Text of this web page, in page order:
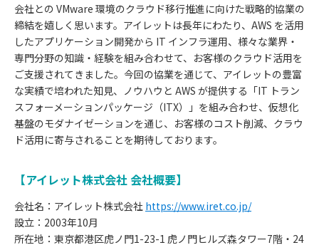
会社との VMware 環境のクラウド移行推進に向けた戦略的協業の
締結を嬉しく思います。アイレットは長年にわたり、AWS を活用
したアプリケーション開発から IT インフラ運用、様々な業界・
専門分野の知識・経験を組み合わせて、お客様のクラウド活用を
ご支援されてきました。今回の協業を通じて、アイレットの豊富
な実績で培われた知見、ノウハウと AWS が提供する「IT トラン
スフォーメーションパッケージ（ITX）」を組み合わせ、仮想化
基盤のモダナイゼーションを通じ、お客様のコスト削減、クラウ
ド活用に寄与されることを期待しております。
【アイレット株式会社 会社概要】
会社名：アイレット株式会社 https://www.iret.co.jp/
設立：2003年10月
所在地：東京都港区虎ノ門1-23-1 虎ノ門ヒルズ森タワー7階・24